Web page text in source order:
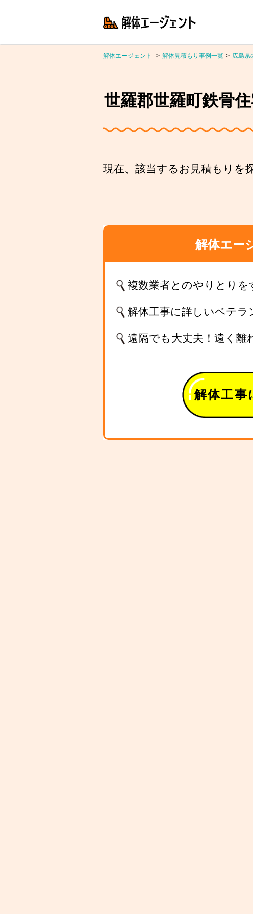
解体エージェント 解体見積もり事例一覧 広島県
世羅郡世羅町鉄骨
現在、該当するお見積もりを
解体エー
複数業者とのやりとりを
解体工事に詳しいベテラ
遠隔でも大丈夫！遠く離
解体工事